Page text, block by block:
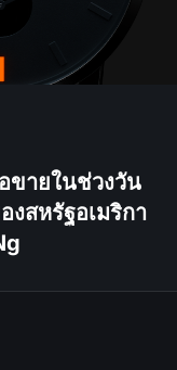
ขายในช่วงวัน
สหรัฐอเมริกา